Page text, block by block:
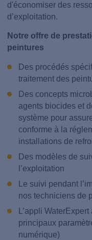
d'économiser des
d’exploitation.
Notre offre de
peintures
Des procédés
traitement des
Des concepts
agents biocides et
système pour
conforme à la
installations de
Des modèles de
l’exploitation
Le suivi pendant
nos techniciens de
L’appli
principaux
numérique)